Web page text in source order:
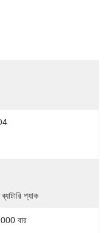
ব্যাটারি প্যাক
বার